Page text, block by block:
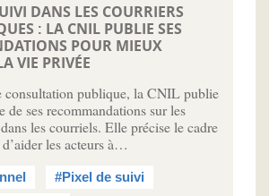
DANS LES COURRIERS
: LA CNIL PUBLIE SES
POUR MIEUX
VIE PRIVÉE
consultation publique, la CNIL publie
de ses recommandations sur les
les courriels. Elle précise le cadre
les acteurs à…
#Pixel de suivi